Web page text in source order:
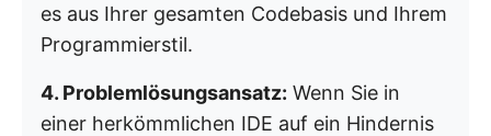
es aus Ihrer gesamten Codebasis und Ihrem
Programmierstil.
4. Problemlösungsansatz: Wenn Sie in
einer herkömmlichen IDE auf ein Hindernis